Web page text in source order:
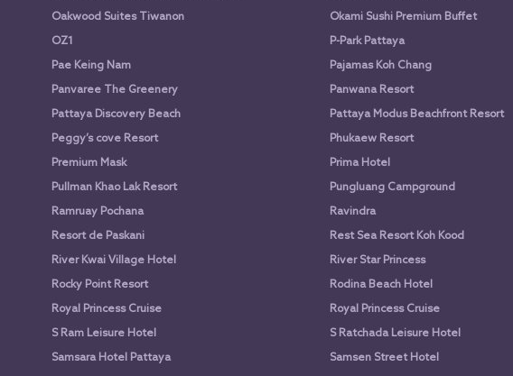
Oakwood Suites Tiwanon
Okami Sushi Premium Buffet
OZ1
P-Park Pattaya
Pae Keing Nam
Pajamas Koh Chang
Panvaree The Greenery
Panwana Resort
Pattaya Discovery Beach
Pattaya Modus Beachfront Resort
Peggy’s cove Resort
Phukaew Resort
Premium Mask
Prima Hotel
Pullman Khao Lak Resort
Pungluang Campground
Ramruay Pochana
Ravindra
Resort de Paskani
Rest Sea Resort Koh Kood
River Kwai Village Hotel
River Star Princess
Rocky Point Resort
Rodina Beach Hotel
Royal Princess Cruise
Royal Princess Cruise
S Ram Leisure Hotel
S Ratchada Leisure Hotel
Samsara Hotel Pattaya
Samsen Street Hotel